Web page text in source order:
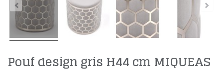
Pouf design gris H44 cm MIQUEAS